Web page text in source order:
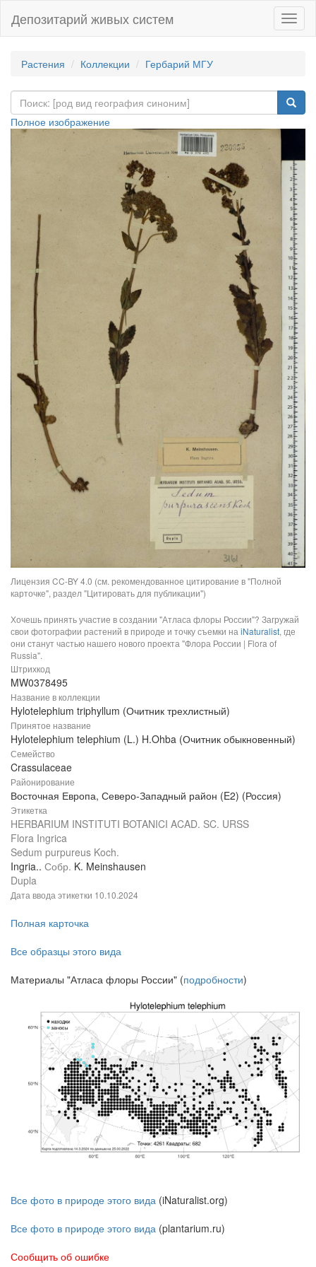
Депозитарий живых систем
Растения Коллекции Гербарий МГУ
Полное изображение
Лицензия CC-BY 4.0 (см. рекомендованное цитирование в "Полной
карточке", раздел "Цитировать для публикации")
Хочешь принять участие в создании "Атласа флоры России"? Загружай
свои фотографии растений в природе и точку съемки на iNaturalist, где
они станут частью нашего нового проекта "Флора России | Flora of
Russia".
Штрихкод
MW0378495
Название в коллекции
Hylotelephium triphyllum (Очитник трехлистный)
Принятое название
Hylotelephium telephium (L.) H.Ohba (Очитник обыкновенный)
Семейство
Crassulaceae
Районирование
Восточная Европа, Северо-Западный район (E2) (Россия)
Этикетка
HERBARIUM INSTITUTI BOTANICI ACAD. SC. URSS
Flora Ingrica
Sedum purpureus Koch.
Ingria.. Собр. K. Meinshausen
Dupla
Дата ввода этикетки 10.10.2024
Полная карточка
Все образцы этого вида
Материалы "Атласа флоры России" (подробности)
Все фото в природе этого вида (iNaturalist.org)
Все фото в природе этого вида (plantarium.ru)
Сообщить об ошибке